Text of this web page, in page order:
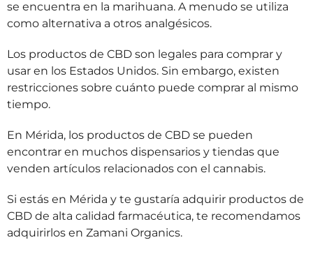
se encuentra en la marihuana. A menudo se utiliza
como alternativa a otros analgésicos.
Los productos de CBD son legales para comprar y
usar en los Estados Unidos. Sin embargo, existen
restricciones sobre cuánto puede comprar al mismo
tiempo.
En Mérida, los productos de CBD se pueden
encontrar en muchos dispensarios y tiendas que
venden artículos relacionados con el cannabis.
Si estás en Mérida y te gustaría adquirir productos de
CBD de alta calidad farmacéutica, te recomendamos
adquirirlos en Zamani Organics.